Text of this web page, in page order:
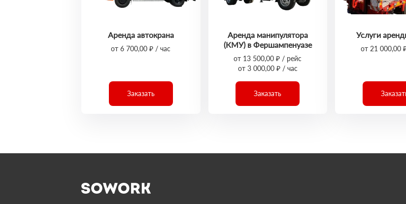
Аренда автокрана
от 6 700,00 ₽ / час
Заказать
Аренда манипулятора
(КМУ) в Фершампенуазе
от 13 500,00 ₽ / рейс
от 3 000,00 ₽ / час
Заказать
Услуги
от 21 000,00